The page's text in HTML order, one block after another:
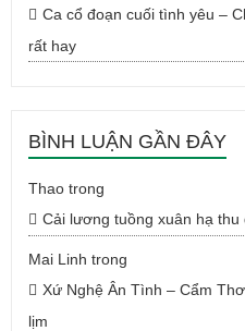
Ca cổ đoạn cuối tình yêu –
rất hay
BÌNH LUẬN GẦN ĐÂY
Thao trong
Cải lương tuồng xuân hạ
Mai Linh trong
Xứ Nghệ Ân Tình – Cẩm
lịm